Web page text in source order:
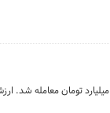
در معاملات روز گذشته (سه‌شنبه ۲۳ تیر ماه) در بازار گواهی سپرده یک تن و ۲۶۵